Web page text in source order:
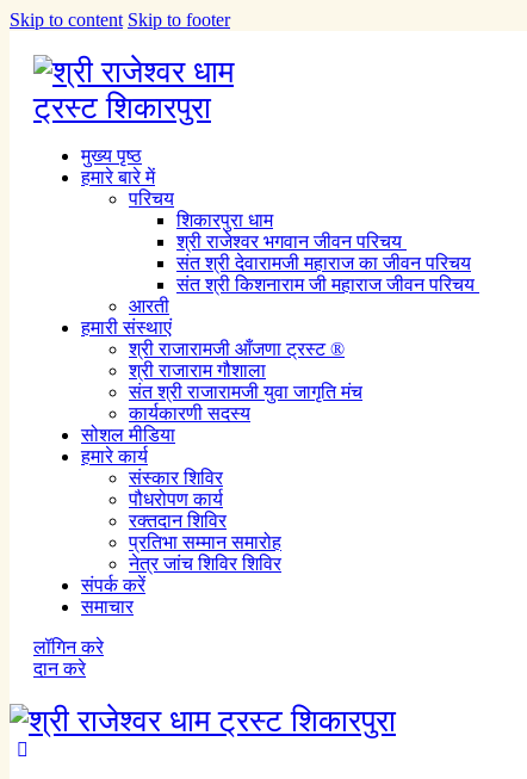
Skip to content Skip to footer
मुख्य पृष्ठ
हमारे बारे में
परिचय
शिकारपुरा धाम
श्री राजेश्वर भगवान जीवन परिचय
संत श्री देवारामजी महाराज का जीवन परिचय
संत श्री किशनाराम जी महाराज जीवन परिचय
आरती
हमारी संस्थाएं
श्री राजारामजी आँजणा ट्रस्ट ®
श्री राजाराम गौशाला
संत श्री राजारामजी युवा जागृति मंच
कार्यकारणी सदस्य
सोशल मीडिया
हमारे कार्य
संस्कार शिविर
पौधरोपण कार्य
रक्तदान शिविर
प्रतिभा सम्मान समारोह
नेत्र जांच शिविर शिविर
संपर्क करें
समाचार
लॉगिन करे
दान करे